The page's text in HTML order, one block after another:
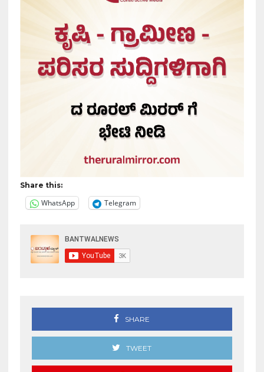
Share this:
WhatsApp Telegram
SHARE
TWEET